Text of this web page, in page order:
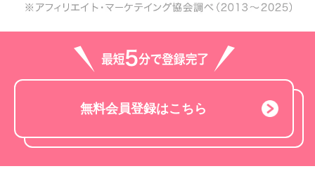
無料会員登録はこちら